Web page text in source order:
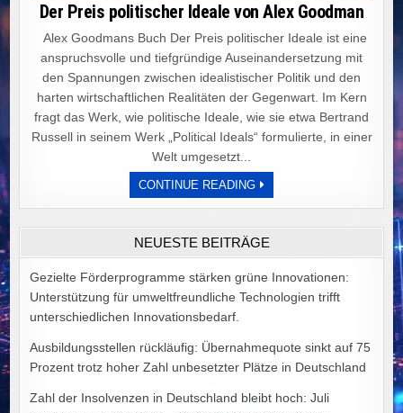
Der Preis politischer Ideale von Alex Goodman
Alex Goodmans Buch Der Preis politischer Ideale ist eine
anspruchsvolle und tiefgründige Auseinandersetzung mit
den Spannungen zwischen idealistischer Politik und den
harten wirtschaftlichen Realitäten der Gegenwart. Im Kern
fragt das Werk, wie politische Ideale, wie sie etwa Bertrand
Russell in seinem Werk „Political Ideals“ formulierte, in einer
Welt umgesetzt...
CONTINUE READINGDER
PREIS
POLITISCHER
VON
ALEX
GOODMAN
NEUESTE BEITRÄGE
Gezielte Förderprogramme stärken grüne Innovationen:
Unterstützung für umweltfreundliche Technologien trifft
unterschiedlichen Innovationsbedarf.
Ausbildungsstellen rückläufig: Übernahmequote sinkt auf 75
Prozent trotz hoher Zahl unbesetzter Plätze in Deutschland
Zahl der Insolvenzen in Deutschland bleibt hoch: Juli